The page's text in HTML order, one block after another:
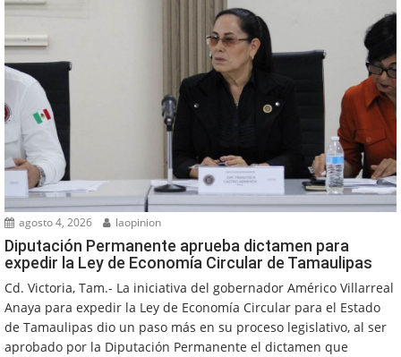
agosto 4, 2026 laopinion
Diputación Permanente aprueba dictamen para
expedir la Ley de Economía Circular de Tamaulipas
Cd. Victoria, Tam.- La iniciativa del gobernador Américo Villarreal
Anaya para expedir la Ley de Economía Circular para el Estado
de Tamaulipas dio un paso más en su proceso legislativo, al ser
aprobado por la Diputación Permanente el dictamen que